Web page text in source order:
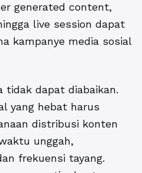
generated content,
live session dapat
kampanye media sosial
tidak dapat diabaikan.
yang hebat harus
distribusi konten
unggah,
frekuensi tayang.